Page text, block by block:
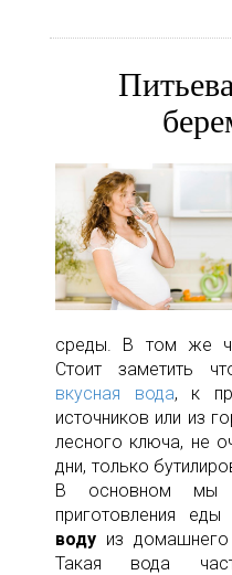
среды. В том же
Стоит заметить
вкусная вода, к
источников или из
лесного ключа, не
дни, только
В основном мы
приготовления
воду из домашнего
Такая вода